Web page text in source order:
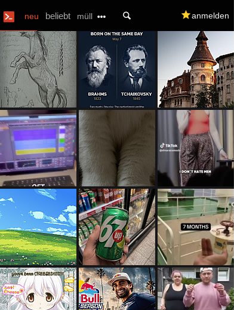
Uanmelden
neu beliebt müll q